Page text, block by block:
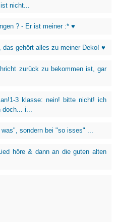
nicht...
? - Er ist meiner :* ♥
gehört alles zu meiner Deko! ♥
zurück zu bekommen ist, gar
3 klasse: nein! bitte nicht! ich
i...
sondern bei "so isses" ...
höre & dann an die guten alten